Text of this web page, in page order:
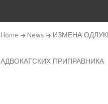
Home News ИЗМЕНА
АДВОКАТСКИХ ПРИПРАВНИКА